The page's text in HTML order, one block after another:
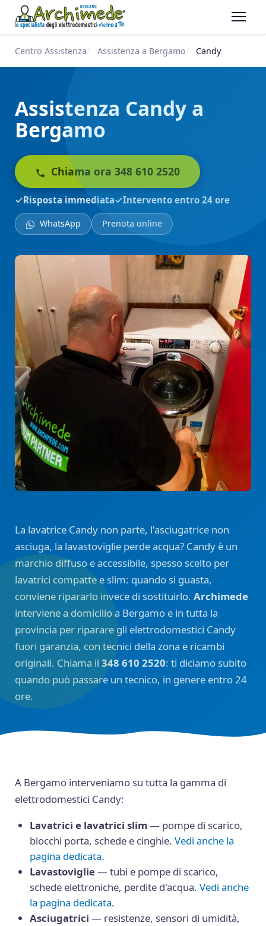
Centro Assistenza Assistenza a Bergamo Candy
Assistenza Candy a
Bergamo
Chiama ora 348 610 2520
Risposta immediata Intervento entro 24 ore
WhatsApp Prenota online
La lavatrice Candy non parte, l'asciugatrice non
asciuga, la lavastoviglie perde acqua? Candy è un
marchio diffuso e accessibile, spesso scelto per
lavatrici compatte e slim: quando si guasta,
conviene ripararlo invece di sostituirlo.Archimede
interviene a domicilio a Bergamo e in tutta la
provincia per riparare gli elettrodomestici Candy
fuori garanzia, con tecnici della zona e ricambi
originali. Chiama il348 610 2520: ti diciamo subito
quando può passare un tecnico, in genere entro 24
ore.
A Bergamo interveniamo su tutta la gamma di
elettrodomestici Candy:
Lavatrici e lavatrici slim— pompe di scarico,
blocchi porta, schede e cinghie.Vedi anche la
pagina dedicata.
Lavastoviglie— tubi e pompe di scarico,
schede elettroniche, perdite d'acqua.Vedi anche
la pagina dedicata.
Asciugatrici — resistenze, sensori di umidità,